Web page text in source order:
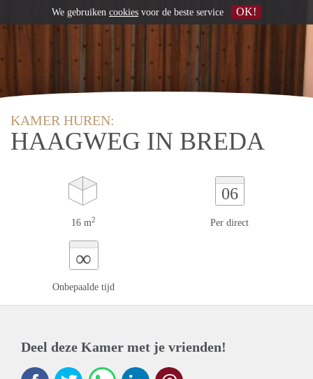
KAMER HUREN:
HAAGWEG IN BREDA
16 m2
06
Per direct
∞
Onbepaalde tijd
Deel deze Kamer met je vrienden!
We gebruiken cookies voor de beste service OK!